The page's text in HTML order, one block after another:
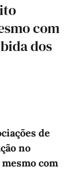
com
dos
de
no
com